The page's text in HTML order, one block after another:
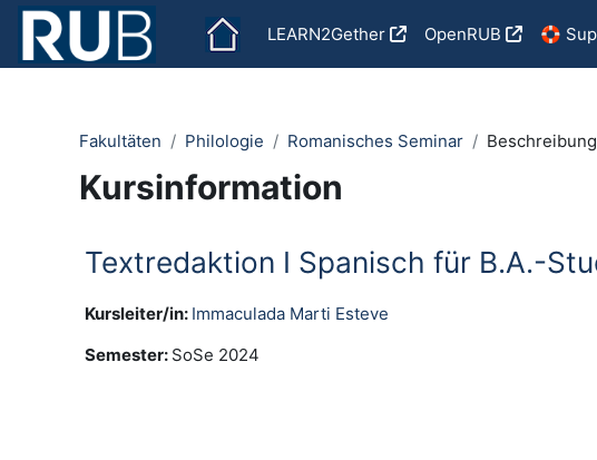
Zum Hauptinhalt
LEARN2Gether
OpenRUB 🛟
Fakultäten Philologie Romanisches Seminar Beschreibung
Kursinformation
Textredaktion I Spanisch für B.A.-
Kursleiter/in: Immaculada Marti Esteve
Semester: SoSe 2024